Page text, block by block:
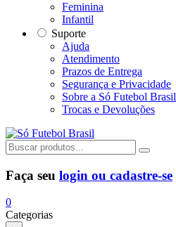
Feminina
Infantil
Suporte
Ajuda
Atendimento
Prazos de Entrega
Segurança e Privacidade
Sobre a Só Futebol Brasil
Trocas e Devoluções
Faça seu login ou cadastre-se
0
Categorias